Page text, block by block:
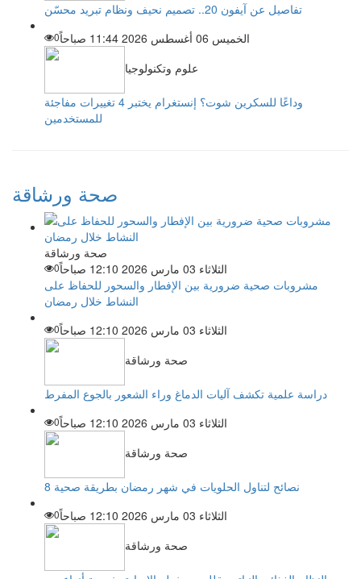
تفاصيل عن آيفون 20.. تصميم نحيف ونظام تبريد محسّن
الخميس 06 أغسطس 2026 11:44 صباحاً
0
علوم وتكنولوجيا
وداعًا للسكرين شوت؟ إنستغرام يختبر 4 تغييرات مفاجئة
للمستخدمين
صحة ورشاقة
صحة ورشاقة
الثلاثاء 03 مارس 2026 12:10 صباحاً
0
مشروبات صحية ضرورية بين الإفطار والسحور للحفاظ على
النشاط خلال رمضان
الثلاثاء 03 مارس 2026 12:10 صباحاً
0
صحة ورشاقة
دراسة علمية تكشف آليات الدماغ وراء الشعور بالجوع المفرط
الثلاثاء 03 مارس 2026 12:10 صباحاً
0
صحة ورشاقة
8 نصائح لتناول الحلويات في شهر رمضان بطريقة صحية
الثلاثاء 03 مارس 2026 12:10 صباحاً
0
صحة ورشاقة